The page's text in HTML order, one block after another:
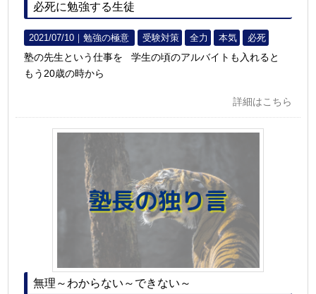
必死に勉強する生徒
2021/07/10｜勉強の極意 受験対策 全力 本気 必死
塾の先生という仕事を 学生の頃のアルバイトも入れると
もう20歳の時から
詳細はこちら
無理～わからない～できない～